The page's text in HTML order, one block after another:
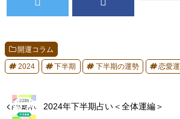
開運コラム
2024 下半期 下半期の運勢 恋愛運
2024年下半期占い＜全体運編＞